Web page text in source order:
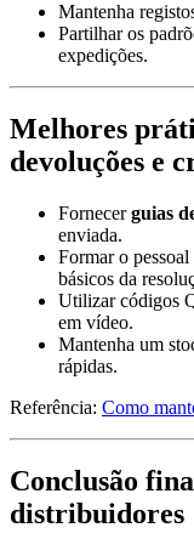
Mantenha
Partilhar os
expedições.
Melhores
devoluções e
Fornecerguias
enviada.
Formar o
básicos da
Utilizar códigos
em vídeo.
Mantenha um
rápidas.
Referência: Como
Conclusão
distribuidores